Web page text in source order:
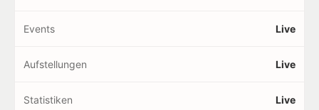
Events Live
Aufstellungen Live
Statistiken Live